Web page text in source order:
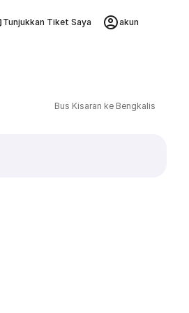
Tunjukkan Tiket Saya akun
Bus Kisaran ke Bengkalis